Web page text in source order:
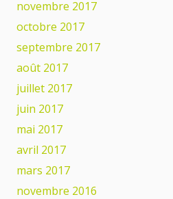
novembre 2017
octobre 2017
septembre 2017
août 2017
juillet 2017
juin 2017
mai 2017
avril 2017
mars 2017
novembre 2016